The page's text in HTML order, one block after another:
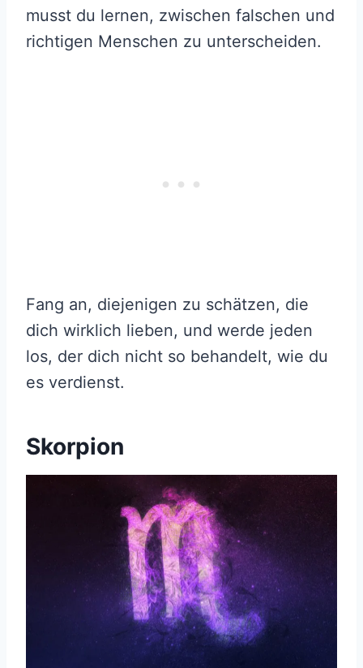
musst du lernen, zwischen falschen und
richtigen Menschen zu unterscheiden.
Fang an, diejenigen zu schätzen, die
dich wirklich lieben, und werde jeden
los, der dich nicht so behandelt, wie du
es verdienst.
Skorpion